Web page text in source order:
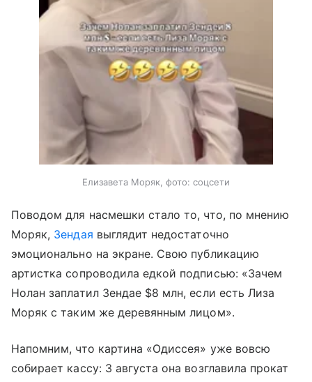
Елизавета Моряк, фото: соцсети
Поводом для насмешки стало то, что, по мнению
Моряк, Зендая выглядит недостаточно
эмоционально на экране. Свою публикацию
артистка сопроводила едкой подписью: «Зачем
Нолан заплатил Зендае $8 млн, если есть Лиза
Моряк с таким же деревянным лицом».
Напомним, что картина «Одиссея» уже вовсю
собирает кассу: 3 августа она возглавила прокат